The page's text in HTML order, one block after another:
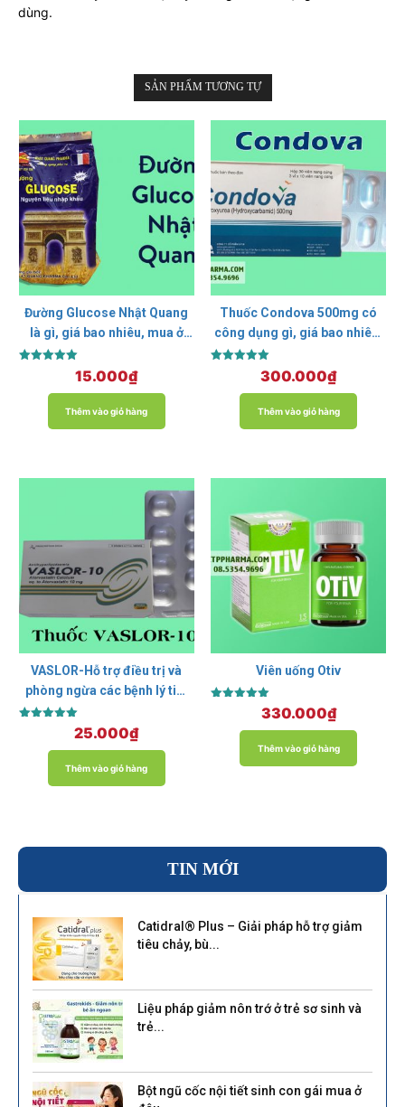
dùng.
SẢN PHẨM TƯƠNG TỰ
Đường Glucose Nhật Quang
là gì, giá bao nhiêu, mua ở
5.00
15.000₫
Thêm vào giỏ hàng
Thuốc Condova 500mg có
công dụng gì, giá bao nhiêu,
mua ở đâu?
Được xếp
5.00
300.000₫
Thêm vào giỏ hàng
VASLOR-Hỗ trợ điều trị và
phòng ngừa các bệnh lý tim
5.00
25.000₫
Thêm vào giỏ hàng
Viên uống Otiv
Được xếp
5.00
330.000₫
Thêm vào giỏ hàng
TIN MỚI
Catidral® Plus – Giải pháp hỗ trợ giảm
tiêu chảy, bù...
Liệu pháp giảm nôn trớ ở trẻ sơ sinh và
trẻ...
Bột ngũ cốc nội tiết sinh con gái mua ở